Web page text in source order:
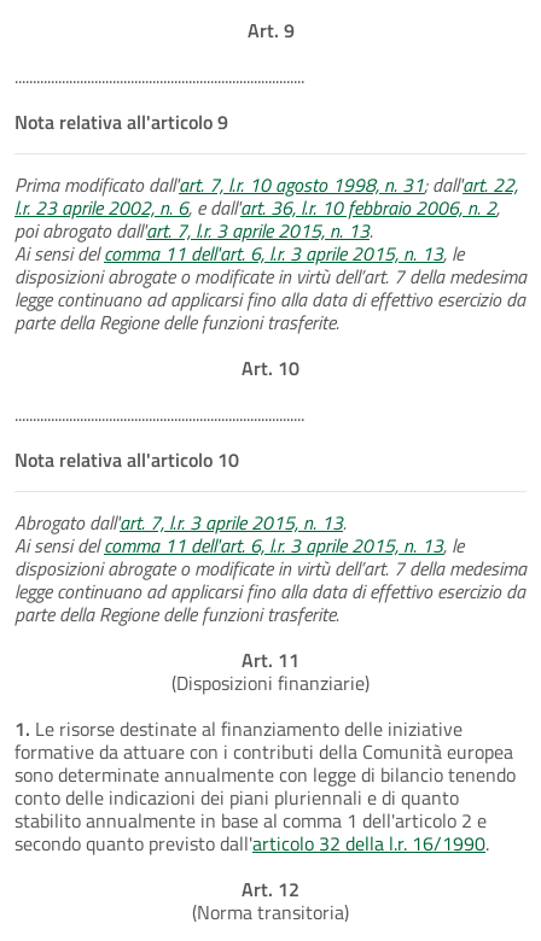
Art. 9
................................................................................
Nota relativa all'articolo 9
Prima modificato dall'art. 7, l.r. 10 agosto 1998, n. 31; dall'art. 22,
l.r. 23 aprile 2002, n. 6, e dall'art. 36, l.r. 10 febbraio 2006, n. 2,
poi abrogato dall'art. 7, l.r. 3 aprile 2015, n. 13.
Ai sensi delcomma 11 dell'art. 6, l.r. 3 aprile 2015, n. 13, le
disposizioni abrogate o modificate in virtù dell’art. 7 della medesima
legge continuano ad applicarsi fino alla data di effettivo esercizio da
parte della Regione delle funzioni trasferite.
Art. 10
................................................................................
Nota relativa all'articolo 10
Abrogato dall'art. 7, l.r. 3 aprile 2015, n. 13.
Ai sensi delcomma 11 dell'art. 6, l.r. 3 aprile 2015, n. 13, le
disposizioni abrogate o modificate in virtù dell’art. 7 della medesima
legge continuano ad applicarsi fino alla data di effettivo esercizio da
parte della Regione delle funzioni trasferite.
Art. 11
(Disposizioni finanziarie)
1. Le risorse destinate al finanziamento delle iniziative
formative da attuare con i contributi della Comunità europea
sono determinate annualmente con legge di bilancio tenendo
conto delle indicazioni dei piani pluriennali e di quanto
stabilito annualmente in base al comma 1 dell'articolo 2 e
secondo quanto previsto dall'articolo 32 della l.r. 16/1990.
Art. 12
(Norma transitoria)